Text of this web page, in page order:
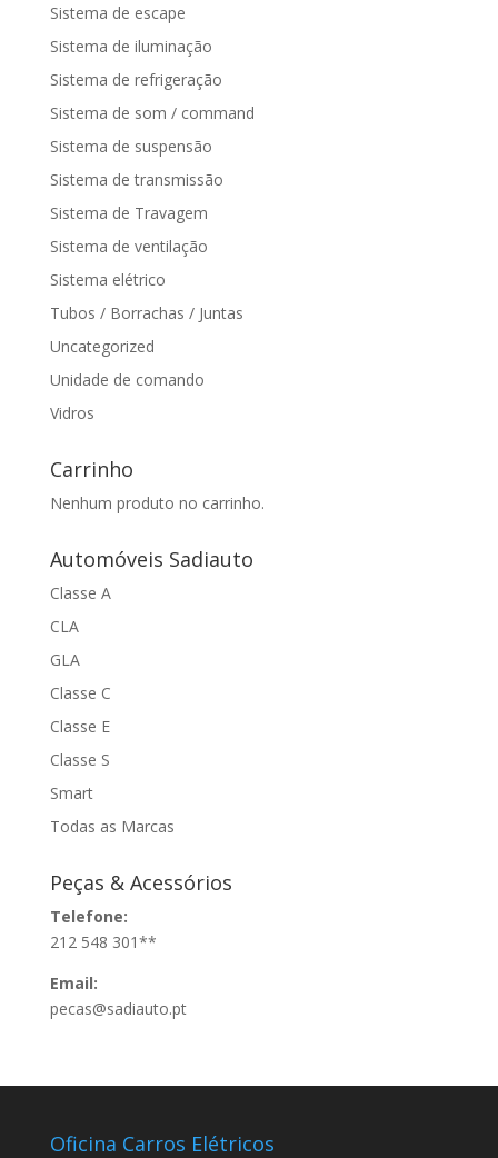
Sistema de escape
Sistema de iluminação
Sistema de refrigeração
Sistema de som / command
Sistema de suspensão
Sistema de transmissão
Sistema de Travagem
Sistema de ventilação
Sistema elétrico
Tubos / Borrachas / Juntas
Uncategorized
Unidade de comando
Vidros
Carrinho
Nenhum produto no carrinho.
Automóveis Sadiauto
Classe A
CLA
GLA
Classe C
Classe E
Classe S
Smart
Todas as Marcas
Peças & Acessórios
Telefone:
212 548 301**
Email:
pecas@sadiauto.pt
Oficina Carros Elétricos